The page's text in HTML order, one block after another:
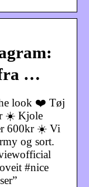
…
look ❤️ Tøj
☀️ Kjole
600kr ☀️ Vi
og sort.
#nice